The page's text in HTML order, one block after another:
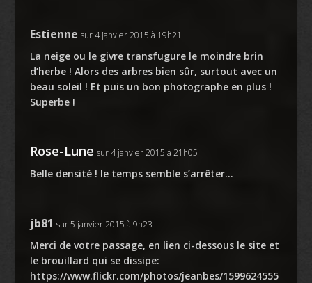
Estienne sur 4 janvier 2015 à 19h21
La neige ou le givre transfugure le moindre brin
d’herbe ! Alors des arbres bien sûr, surtout avec un
beau soleil ! Et puis un bon photographe en plus !
Superbe !
Rose-Lune sur 4 janvier 2015 à 21h05
Belle densité ! le temps semble s’arrêter…
jb81 sur 5 janvier 2015 à 9h23
Merci de votre passage, en lien ci-dessous le site et
le brouillard qui se dissipe:
https://www.flickr.com/photos/jeanbes/1599624555